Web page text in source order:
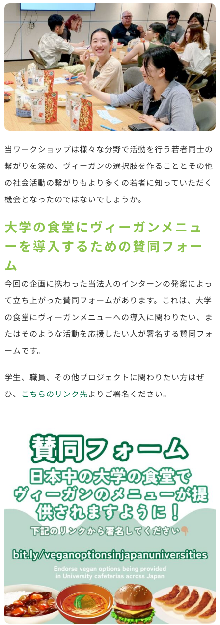
当ワークショップは様々な分野で活動を行う若者同士の
繋がりを深め、ヴィーガンの選択肢を作ることとその他
の社会活動の繋がりもより多くの若者に知っていただく
機会となったのではないでしょうか。
大学の食堂にヴィーガンメニュ
ーを導入するための賛同フォー
ム
今回の企画に携わった当法人のインターンの発案によっ
て立ち上がった賛同フォームがあります。これは、大学
の食堂にヴィーガンメニューへの導入に関わりたい、ま
たはそのような活動を応援したい人が署名する賛同フォ
ームです。
学生、職員、その他プロジェクトに関わりたい方はぜ
ひ、 こちらのリンク先よりご署名ください。